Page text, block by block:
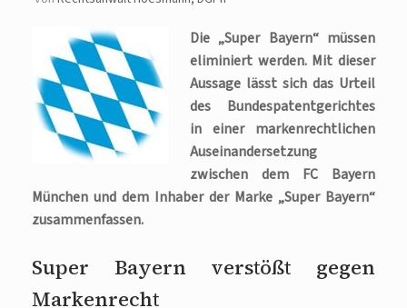
Die „Super Bayern“ müssen
eliminiert werden. Mit dieser
Aussage lässt sich das Urteil
des Bundespatentgerichtes
in einer markenrechtlichen
Auseinandersetzung
zwischen dem FC Bayern
München und dem Inhaber der Marke „Super Bayern“
zusammenfassen.
Super Bayern verstößt gegen
Markenrecht